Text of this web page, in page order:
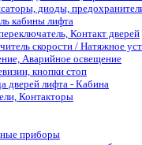
диоды,
кабины лифта
Контакт дверей
скорости / Натяжное
Аварийное освещение
кнопки стоп
дверей лифта - Кабина
Контакторы
приборы